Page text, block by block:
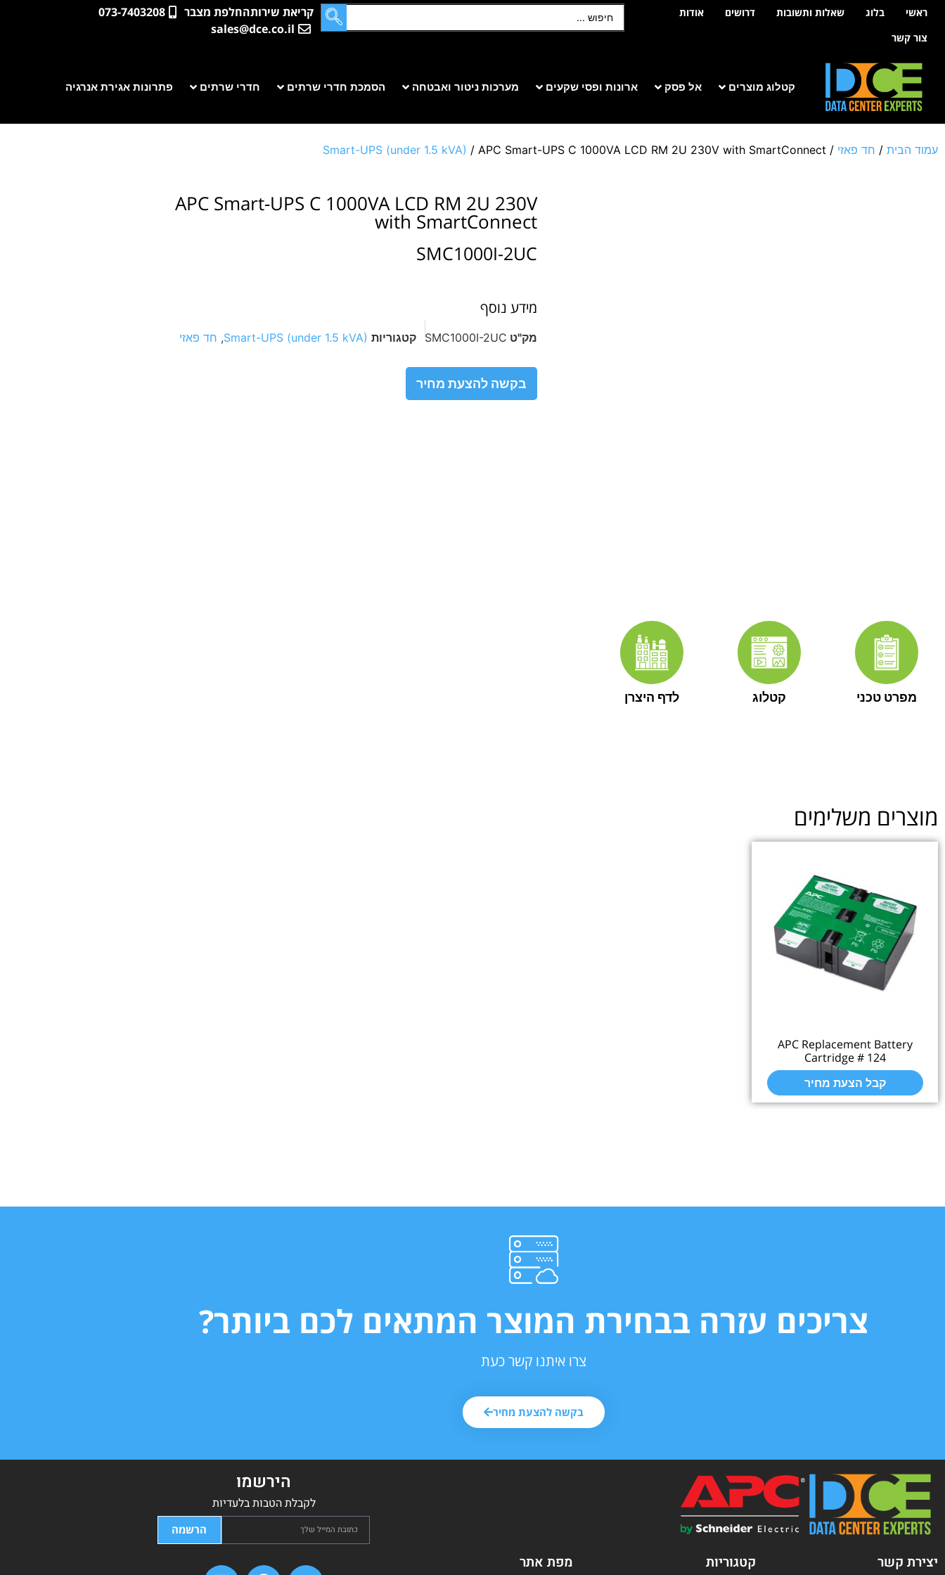
לתוכןראשי בלוג שאלות ותשובות דרושים
אודות
צור קשר
קריאת שירותהחלפת מצבר
073-7403208
sales@dce.co.il
קטלוג מוצרים אל פסק ארונות ופסי שקעים מערכות ניטור ואבטחה הסמכת חדרי שרתים חדרי שרתים פתרונות אגירת אנרגיה
עמוד הבית / חד פאזי /
Smart-UPS (under 1.5 kVA) / APC Smart-UPS C 1000VA LCD RM 2U 230V with SmartConnect
APC Smart-UPS C 1000VA LCD RM 2U 230V
with SmartConnect
SMC1000I-2UC
מידע נוסף
מק"ט SMC1000I-2UC קטגוריות Smart-UPS (under 1.5 kVA)
, חד פאזי
בקשה להצעת מחיר
מפרט טכני קטלוג לדף היצרן
מוצרים משלימים
APC Replacement Battery
Cartridge # 124
קבל הצעת מחיר
צריכים עזרה בבחירת המוצר המתאים לכם ביותר?
צרו איתנו קשר כעת
בקשה להצעת מחיר
יצירת קשר קטגוריות מפת אתר
הירשמו
לקבלת הטבות בלעדיות
הרשמה